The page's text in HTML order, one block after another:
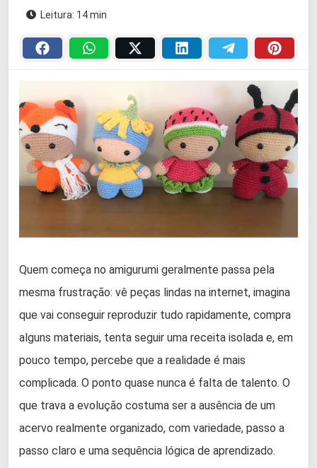
Leitura: 14 min
Quem começa no amigurumi geralmente passa pela
mesma frustração: vê peças lindas na internet, imagina
que vai conseguir reproduzir tudo rapidamente, compra
alguns materiais, tenta seguir uma receita isolada e, em
pouco tempo, percebe que a realidade é mais
complicada. O ponto quase nunca é falta de talento. O
que trava a evolução costuma ser a ausência de um
acervo realmente organizado, com variedade, passo a
passo claro e uma sequência lógica de aprendizado.